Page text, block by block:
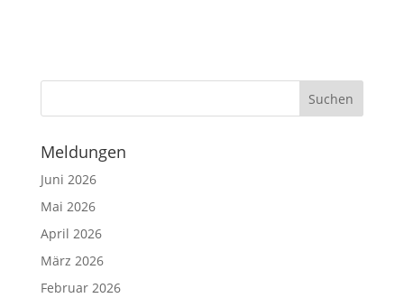
Meldungen
Juni 2026
Mai 2026
April 2026
März 2026
Februar 2026